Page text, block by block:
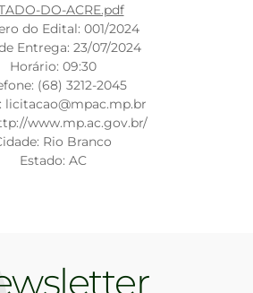
DO-ACRE.pdf
do Edital: 001/2024
Entrega: 23/07/2024
Horário: 09:30
(68) 3212-2045
licitacao@mpac.mp.br
www.mp.ac.gov.br/
Rio Branco
Estado: AC